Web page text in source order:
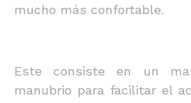
mucho más confortable.
Este consiste en un
manubrio para facilitar el